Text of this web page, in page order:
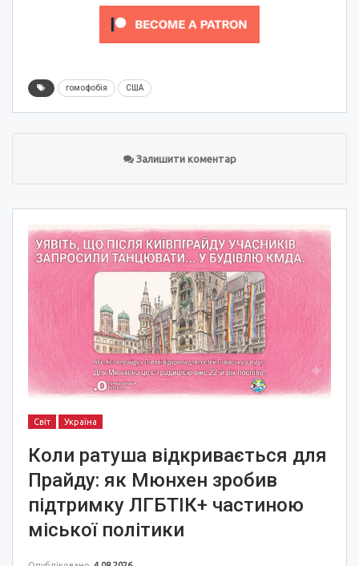
гомофобія США
Залишити коментар
Світ Україна
Коли ратуша відкривається для
Прайду: як Мюнхен зробив
підтримку ЛГБТІК+ частиною
міської політики